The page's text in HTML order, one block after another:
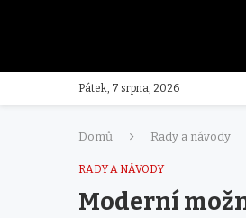
Pátek, 7 srpna, 2026
Domů Rady a návody
RADY A NÁVODY
Moderní